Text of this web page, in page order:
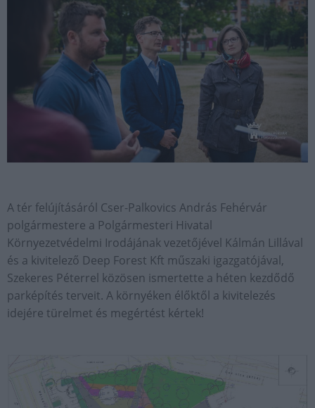
A tér felújításáról Cser-Palkovics András Fehérvár
polgármestere a Polgármesteri Hivatal
Környezetvédelmi Irodájának vezetőjével Kálmán Lillával
és a kivitelező Deep Forest Kft műszaki igazgatójával,
Szekeres Péterrel közösen ismertette a héten kezdődő
parképítés terveit. A környéken élőktől a kivitelezés
idejére türelmet és megértést kértek!